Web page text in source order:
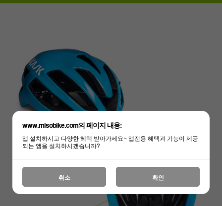
www.misobike.com의 페이지 내용:
앱 설치하시고 다양한 혜택 받아가세요~ 앱전용 혜택과 기능이 제공
되는 앱을 설치하시겠습니까?
취소 확인